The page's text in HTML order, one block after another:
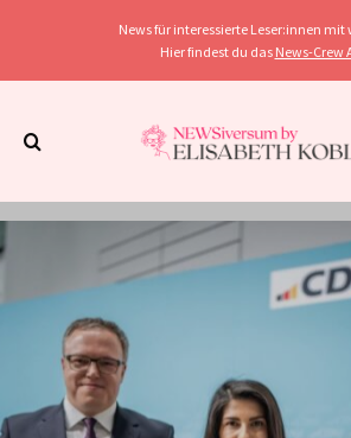
News für interessierte Leser:innen mit
Hier findest du das News-Crew